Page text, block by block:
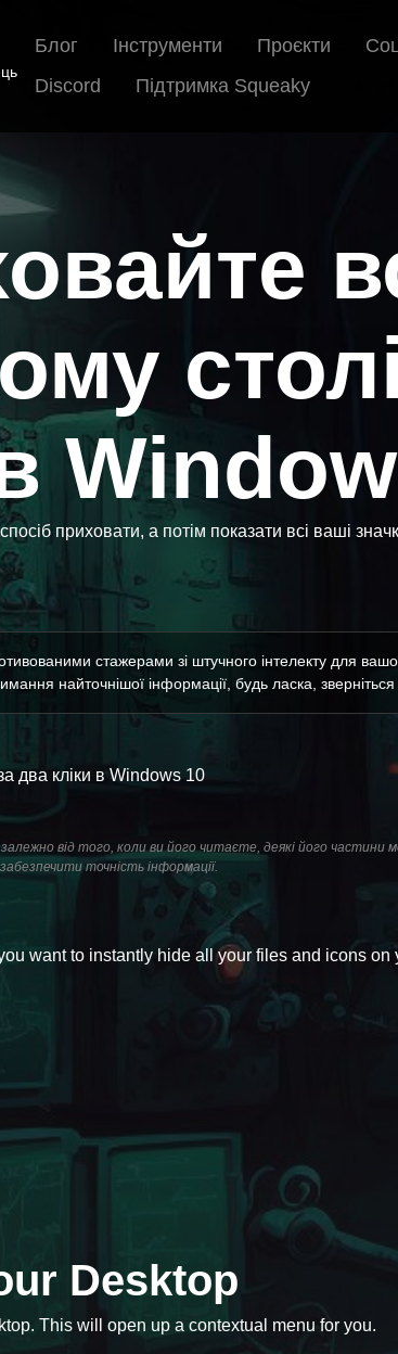
Блог Інструменти Проєкти
Discord
Підтримка Squeaky
приховати, а потім показати всі ваші
стажерами зі штучного інтелекту для
найточнішої інформації, будь ласка, зверніться
два кліки в Windows 10
залежно від того, коли ви його читаєте, деякі його частини
точність інформації.
want to instantly hide all your files and icons on
Desktop
This will open up a contextual menu for you.